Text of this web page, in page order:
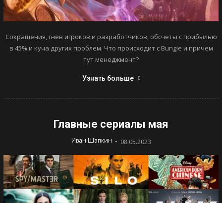
Сокращения, гнев игроков и разработчиков, обсчеты с прибылью
в 45% и куча других проблем. Что происходит с Bungie и причем
тут менеджмент?
Узнать больше
Главные сериалы мая
Иван Шапкин - 08.05.2023